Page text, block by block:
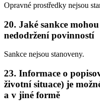
Opravné prostředky nejsou
20. Jaké sankce
nedodržení povinností
Sankce nejsou stanoveny.
23. Informace o
životní situace) je
a v jiné formě